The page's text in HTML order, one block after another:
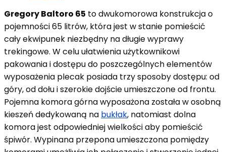
Gregory Baltoro 65 to dwukomorowa konstrukcja o
pojemności 65 litrów, która jest w stanie pomieścić
cały ekwipunek niezbędny na długie wyprawy
trekingowe. W celu ułatwienia użytkownikowi
pakowania i dostępu do poszczególnych elementów
wyposażenia plecak posiada trzy sposoby dostępu: od
góry, od dołu i szerokie dojście umieszczone od frontu.
Pojemna komora górna wyposażona została w osobną
kieszeń dedykowaną na bukłak, natomiast dolna
komora jest odpowiedniej wielkości aby pomieścić
śpiwór. Wypinana przepona umieszczona pomiędzy